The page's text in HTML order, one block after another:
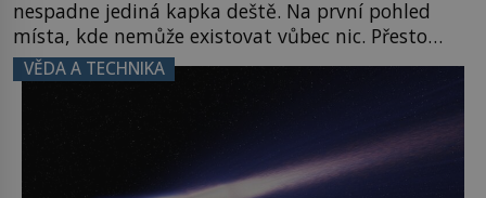
nespadne jediná kapka deště. Na první pohled
místa, kde nemůže existovat vůbec nic. Přesto
právě tady vědci objevují organismy, které
posouvají hranice života. Každý nový nález mění
naše představy o tom, co všechno dokáže příroda a
napovídá, kde bychom jednou […]
VĚDA A TECHNIKA